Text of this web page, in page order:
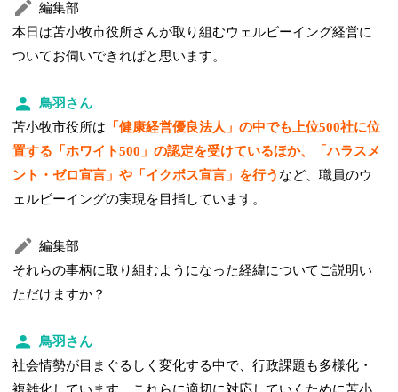
編集部
本日は苫小牧市役所さんが取り組むウェルビーイング経営に
ついてお伺いできればと思います。
鳥羽さん
苫小牧市役所は 「健康経営優良法人」の中でも上位500社に位
置する「ホワイト500」の認定を受けているほか、「ハラスメ
ント・ゼロ宣言」や「イクボス宣言」を行う など、職員のウ
ェルビーイングの実現を目指しています。
編集部
それらの事柄に取り組むようになった経緯についてご説明い
ただけますか？
鳥羽さん
社会情勢が目まぐるしく変化する中で、行政課題も多様化・